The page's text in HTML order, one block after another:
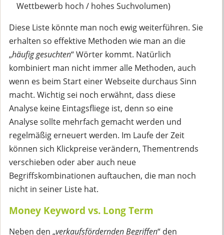
Wettbewerb hoch / hohes Suchvolumen)
Diese Liste könnte man noch ewig weiterführen. Sie
erhalten so effektive Methoden wie man an die
„häufig gesuchten“ Wörter kommt. Natürlich
kombiniert man nicht immer alle Methoden, auch
wenn es beim Start einer Webseite durchaus Sinn
macht. Wichtig sei noch erwähnt, dass diese
Analyse keine Eintagsfliege ist, denn so eine
Analyse sollte mehrfach gemacht werden und
regelmäßig erneuert werden. Im Laufe der Zeit
können sich Klickpreise verändern, Thementrends
verschieben oder aber auch neue
Begriffskombinationen auftauchen, die man noch
nicht in seiner Liste hat.
Money Keyword vs. Long Term
Neben den „verkaufsfördernden Begriffen“ den